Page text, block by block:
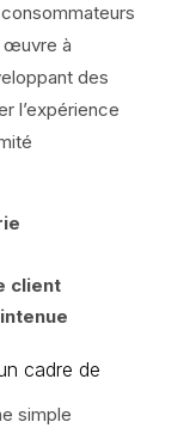
œuvre à
des
l’expérience
client
cadre de
simple